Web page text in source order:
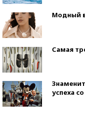
Модный
Самая
успеха